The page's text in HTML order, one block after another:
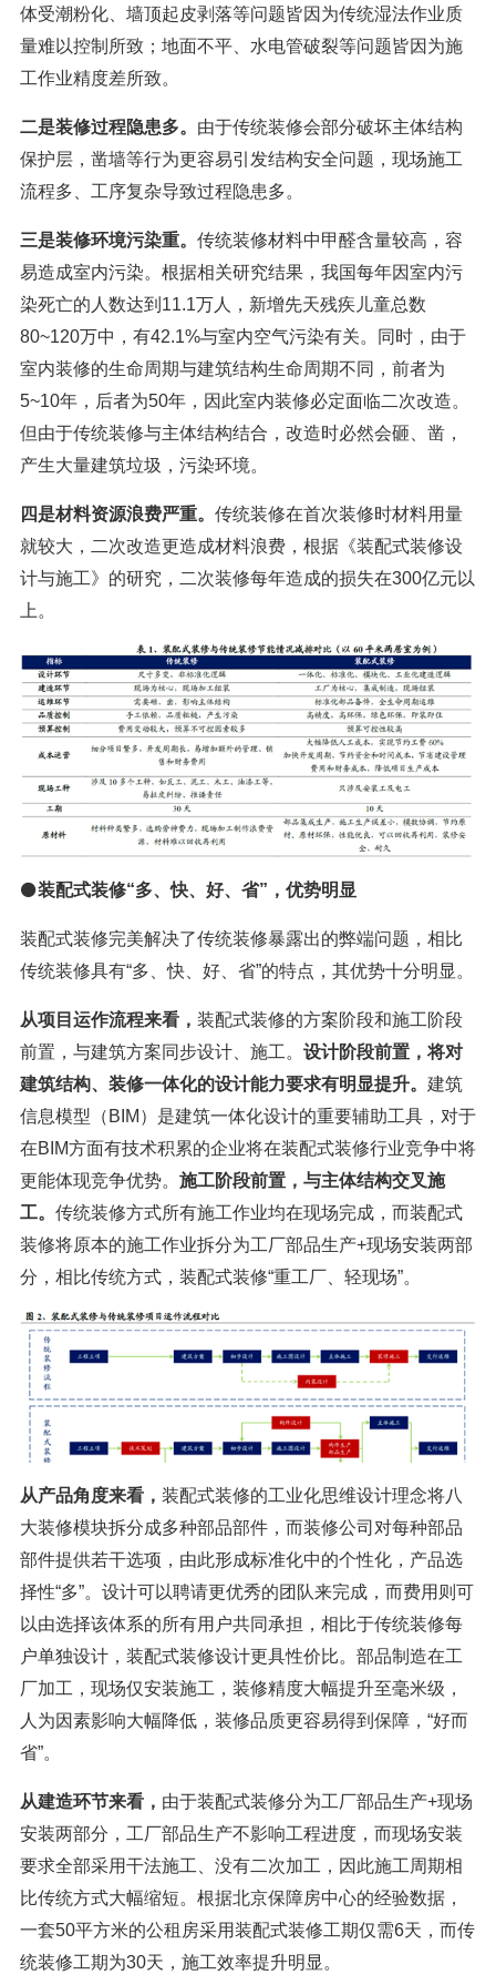
体受潮粉化、墙顶起皮剥落等问题皆因为传统湿法作业质
量难以控制所致；地面不平、水电管破裂等问题皆因为施
工作业精度差所致。
二是装修过程隐患多。 由于传统装修会部分破坏主体结构
保护层，凿墙等行为更容易引发结构安全问题，现场施工
流程多、工序复杂导致过程隐患多。
三是装修环境污染重。 传统装修材料中甲醛含量较高，容
易造成室内污染。根据相关研究结果，我国每年因室内污
染死亡的人数达到11.1万人，新增先天残疾儿童总数
80~120万中，有42.1%与室内空气污染有关。同时，由于
室内装修的生命周期与建筑结构生命周期不同，前者为
5~10年，后者为50年，因此室内装修必定面临二次改造。
但由于传统装修与主体结构结合，改造时必然会砸、凿，
产生大量建筑垃圾，污染环境。
四是材料资源浪费严重。 传统装修在首次装修时材料用量
就较大，二次改造更造成材料浪费，根据《装配式装修设
计与施工》的研究，二次装修每年造成的损失在300亿元以
上。
⚫装配式装修“多、快、好、省”，优势明显
装配式装修完美解决了传统装修暴露出的弊端问题，相比
传统装修具有“多、快、好、省”的特点，其优势十分明显。
从项目运作流程来看， 装配式装修的方案阶段和施工阶段
前置，与建筑方案同步设计、施工。 设计阶段前置，将对
建筑结构、装修一体化的设计能力要求有明显提升。 建筑
信息模型（BIM）是建筑一体化设计的重要辅助工具，对于
在BIM方面有技术积累的企业将在装配式装修行业竞争中将
更能体现竞争优势。 施工阶段前置，与主体结构交叉施
工。 传统装修方式所有施工作业均在现场完成，而装配式
装修将原本的施工作业拆分为工厂部品生产+现场安装两部
分，相比传统方式，装配式装修“重工厂、轻现场”。
从产品角度来看， 装配式装修的工业化思维设计理念将八
大装修模块拆分成多种部品部件，而装修公司对每种部品
部件提供若干选项，由此形成标准化中的个性化，产品选
择性“多”。设计可以聘请更优秀的团队来完成，而费用则可
以由选择该体系的所有用户共同承担，相比于传统装修每
户单独设计，装配式装修设计更具性价比。部品制造在工
厂加工，现场仅安装施工，装修精度大幅提升至毫米级，
人为因素影响大幅降低，装修品质更容易得到保障，“好而
省”。
从建造环节来看， 由于装配式装修分为工厂部品生产+现场
安装两部分，工厂部品生产不影响工程进度，而现场安装
要求全部采用干法施工、没有二次加工，因此施工周期相
比传统方式大幅缩短。根据北京保障房中心的经验数据，
一套50平方米的公租房采用装配式装修工期仅需6天，而传
统装修工期为30天，施工效率提升明显。